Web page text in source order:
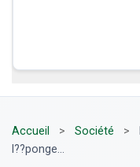
Accueil > Société >
l??ponge...